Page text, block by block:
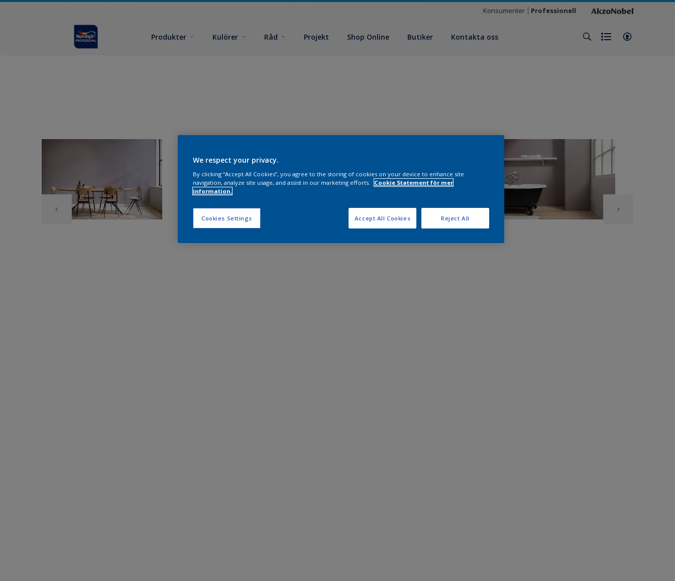
Konsumenter Professionell
Produkter Kulörer Råd Projekt Shop Online Butiker Kontakta oss
We respect your privacy.
By clicking “Accept All Cookies”, you agree to the storing of cookies on your device to enhance site
navigation, analyze site usage, and assist in our marketing efforts.
Cookie Statement för mer
information.
Cookies Settings Reject All
Accept All Cookies